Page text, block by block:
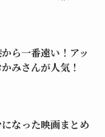
から一番遠い！アッ
みさんが人気！
なった映画まとめ